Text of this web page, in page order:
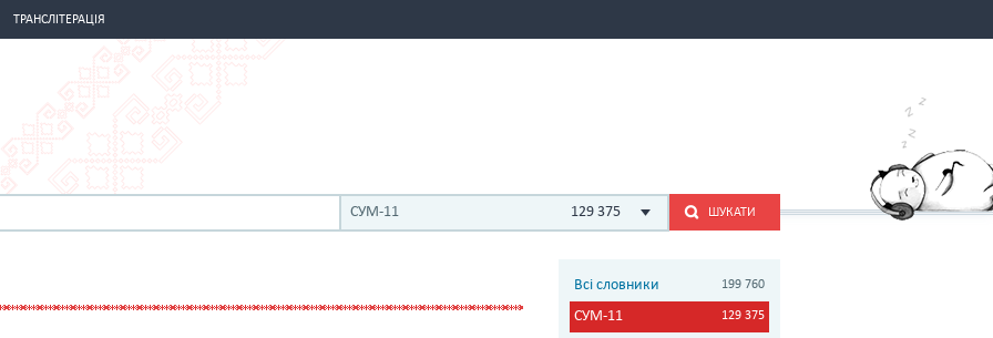
ТРАНСЛІТЕРАЦІЯ
СУМ-11 129 375 ШУКАТИ
Всі словники 199 760
СУМ-11 129 375